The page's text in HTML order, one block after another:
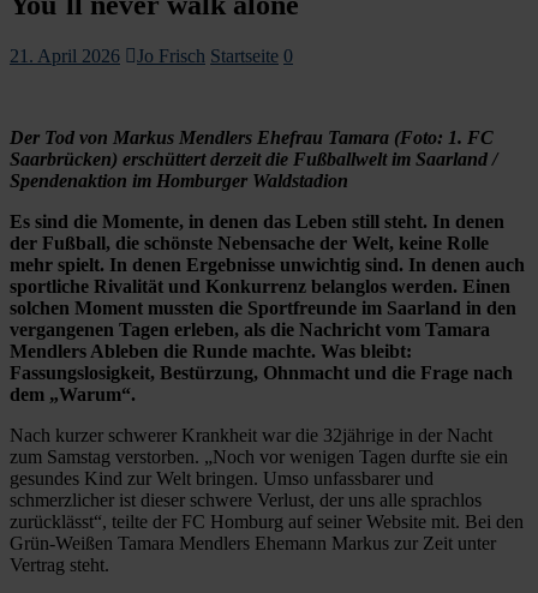
21. April 2026 Jo Frisch Startseite 0
Der Tod von Markus Mendlers Ehefrau Tamara (Foto: 1. FC
Saarbrücken) erschüttert derzeit die Fußballwelt im Saarland /
Spendenaktion im Homburger Waldstadion
Es sind die Momente, in denen das Leben still steht. In denen
der Fußball, die schönste Nebensache der Welt, keine Rolle
mehr spielt. In denen Ergebnisse unwichtig sind. In denen auch
sportliche Rivalität und Konkurrenz belanglos werden. Einen
solchen Moment mussten die Sportfreunde im Saarland in den
vergangenen Tagen erleben, als die Nachricht vom Tamara
Mendlers Ableben die Runde machte. Was bleibt:
Fassungslosigkeit, Bestürzung, Ohnmacht und die Frage nach
dem „Warum“.
Nach kurzer schwerer Krankheit war die 32jährige in der Nacht
zum Samstag verstorben. „Noch vor wenigen Tagen durfte sie ein
gesundes Kind zur Welt bringen. Umso unfassbarer und
schmerzlicher ist dieser schwere Verlust, der uns alle sprachlos
zurücklässt“, teilte der FC Homburg auf seiner Website mit. Bei den
Grün-Weißen Tamara Mendlers Ehemann Markus zur Zeit unter
Vertrag steht.